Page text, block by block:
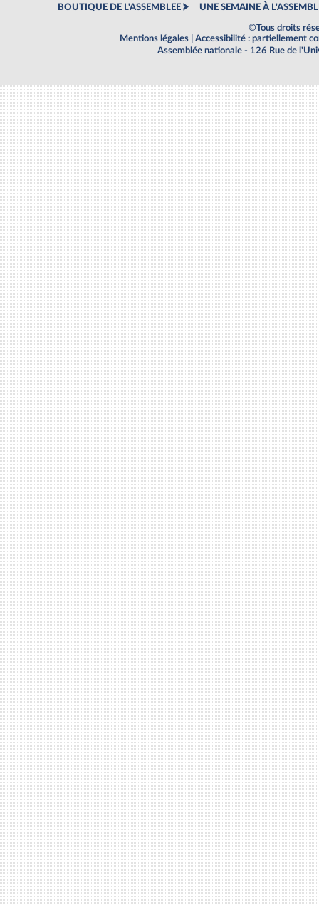
BOUTIQUE DE L'ASSEMBLEE UNE SEMAINE À
©Tous droits
Mentions légales
Accessibilité : partiellement
Assemblée nationale - 126 Rue de